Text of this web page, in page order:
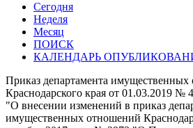
Сегодня
Неделя
Месяц
ПОИСК
КАЛЕНДАРЬ
Приказ департамента
Краснодарского края от 01.03.2019 №
"О внесении изменений в приказ
имущественных отношений